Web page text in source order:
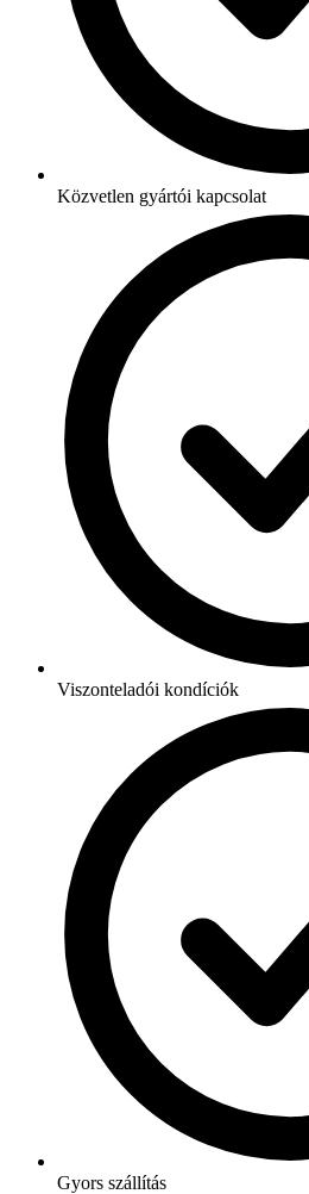
Közvetlen gyártói kapcsolat
Viszonteladói kondíciók
Gyors szállítás